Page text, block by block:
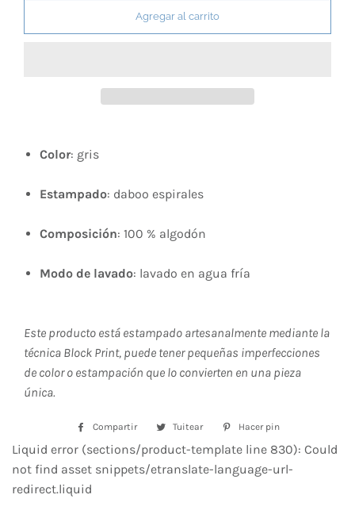
Agregar al carrito
Color: gris
Estampado: daboo espirales
Composición: 100 % algodón
Modo de lavado: lavado en agua fría
Este producto está estampado artesanalmente mediante la
técnica Block Print, puede tener pequeñas imperfecciones
de color o estampación que lo convierten en una pieza
única.
Compartir
Compartir
Facebook
Tuitear
TuitearHacer pin
en
Liquid error (sections/product-template line 830): Could
not find asset snippets/etranslate-language-url-
redirect.liquid